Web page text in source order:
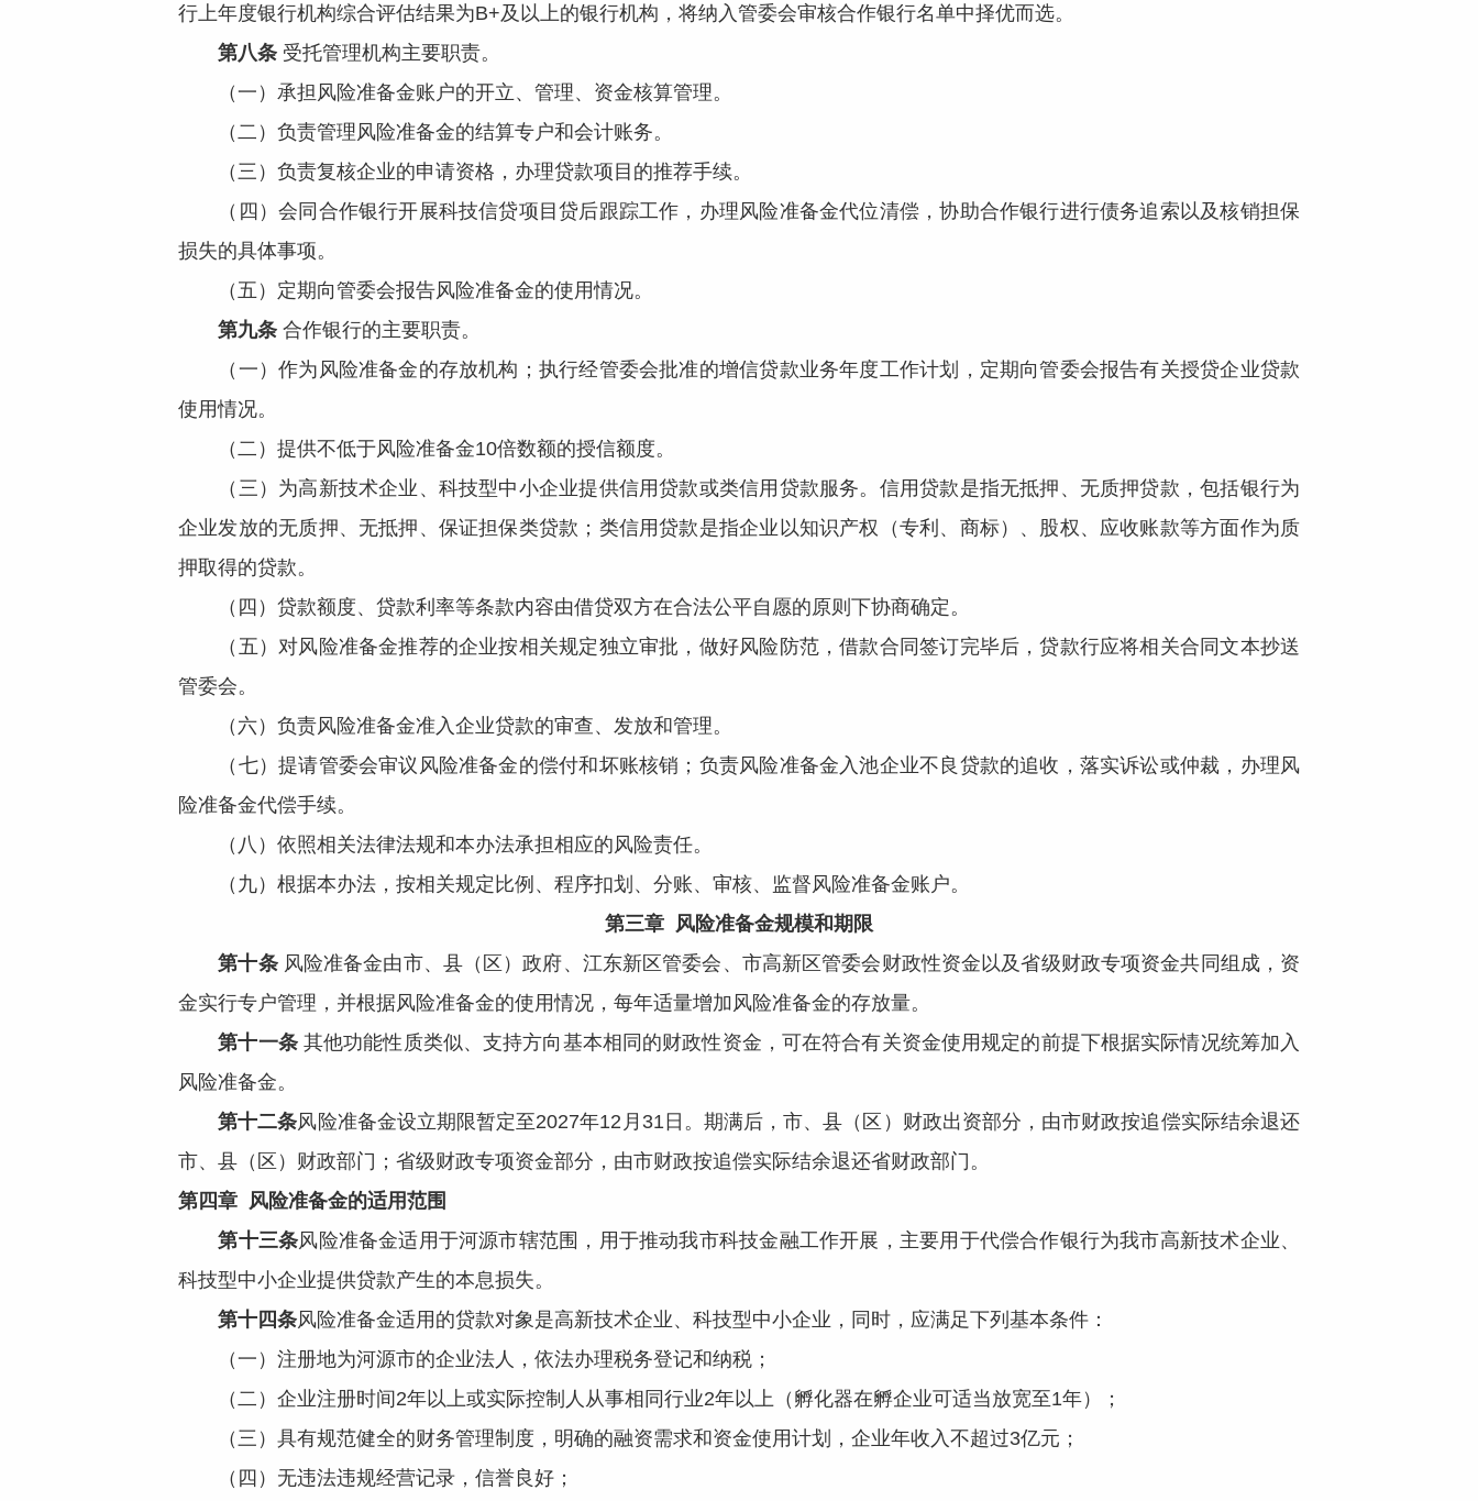
行上年度银行机构综合评估结果为B+及以上的银行机构，将纳入管委会审核合作银行名单中择优而选。
第八条 受托管理机构主要职责。
（一）承担风险准备金账户的开立、管理、资金核算管理。
（二）负责管理风险准备金的结算专户和会计账务。
（三）负责复核企业的申请资格，办理贷款项目的推荐手续。
（四）会同合作银行开展科技信贷项目贷后跟踪工作，办理风险准备金代位清偿，协助合作银行进行债务追索以及核销担保
损失的具体事项。
（五）定期向管委会报告风险准备金的使用情况。
第九条 合作银行的主要职责。
（一）作为风险准备金的存放机构；执行经管委会批准的增信贷款业务年度工作计划，定期向管委会报告有关授贷企业贷款
使用情况。
（二）提供不低于风险准备金10倍数额的授信额度。
（三）为高新技术企业、科技型中小企业提供信用贷款或类信用贷款服务。信用贷款是指无抵押、无质押贷款，包括银行为
企业发放的无质押、无抵押、保证担保类贷款；类信用贷款是指企业以知识产权（专利、商标）、股权、应收账款等方面作为质
押取得的贷款。
（四）贷款额度、贷款利率等条款内容由借贷双方在合法公平自愿的原则下协商确定。
（五）对风险准备金推荐的企业按相关规定独立审批，做好风险防范，借款合同签订完毕后，贷款行应将相关合同文本抄送
管委会。
（六）负责风险准备金准入企业贷款的审查、发放和管理。
（七）提请管委会审议风险准备金的偿付和坏账核销；负责风险准备金入池企业不良贷款的追收，落实诉讼或仲裁，办理风
险准备金代偿手续。
（八）依照相关法律法规和本办法承担相应的风险责任。
（九）根据本办法，按相关规定比例、程序扣划、分账、审核、监督风险准备金账户。
第三章 风险准备金规模和期限
第十条 风险准备金由市、县（区）政府、江东新区管委会、市高新区管委会财政性资金以及省级财政专项资金共同组成，资
金实行专户管理，并根据风险准备金的使用情况，每年适量增加风险准备金的存放量。
第十一条 其他功能性质类似、支持方向基本相同的财政性资金，可在符合有关资金使用规定的前提下根据实际情况统筹加入
风险准备金。
第十二条风险准备金设立期限暂定至2027年12月31日。期满后，市、县（区）财政出资部分，由市财政按追偿实际结余退还
市、县（区）财政部门；省级财政专项资金部分，由市财政按追偿实际结余退还省财政部门。
第四章 风险准备金的适用范围
第十三条风险准备金适用于河源市辖范围，用于推动我市科技金融工作开展，主要用于代偿合作银行为我市高新技术企业、
科技型中小企业提供贷款产生的本息损失。
第十四条风险准备金适用的贷款对象是高新技术企业、科技型中小企业，同时，应满足下列基本条件：
（一）注册地为河源市的企业法人，依法办理税务登记和纳税；
（二）企业注册时间2年以上或实际控制人从事相同行业2年以上（孵化器在孵企业可适当放宽至1年）；
（三）具有规范健全的财务管理制度，明确的融资需求和资金使用计划，企业年收入不超过3亿元；
（四）无违法违规经营记录，信誉良好；